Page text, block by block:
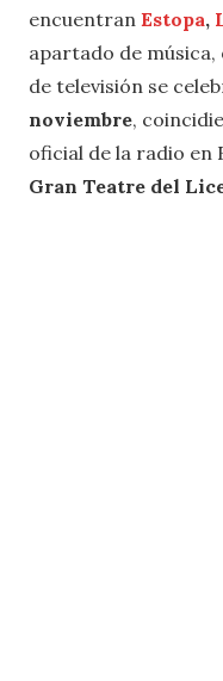
encuentran Estopa,
apartado de música,
de televisión se
noviembre,
oficial de la radio en
Gran Teatre del